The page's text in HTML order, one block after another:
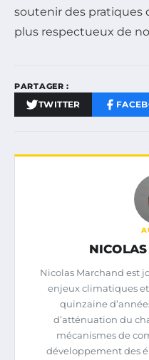
soutenir des pratiques
plus respectueux de
PARTAGER :
TWITTER
Nicolas Marchand est
enjeux climatiques
quinzaine
d’atténuation du
mécanismes de
développement des